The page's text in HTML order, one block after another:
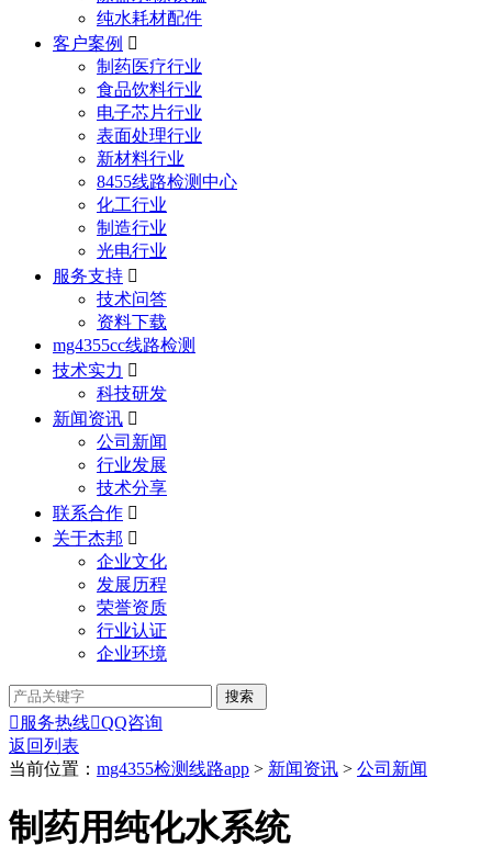
纯水耗材配件
客户案例 
制药医疗行业
食品饮料行业
电子芯片行业
表面处理行业
新材料行业
8455线路检测中心
化工行业
制造行业
光电行业
服务支持 
技术问答
资料下载
mg4355cc线路检测
技术实力 
科技研发
新闻资讯 
公司新闻
行业发展
技术分享
联系合作 
关于杰邦 
企业文化
发展历程
荣誉资质
行业认证
企业环境
 服务热线QQ咨询
返回列表
当前位置： mg4355检测线路app > 新闻资讯 > 公司新闻
制药用纯化水系统